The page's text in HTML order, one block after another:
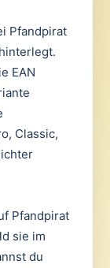
Pfandpirat
EAN
Classic,
Pfandpirat
sie im
du